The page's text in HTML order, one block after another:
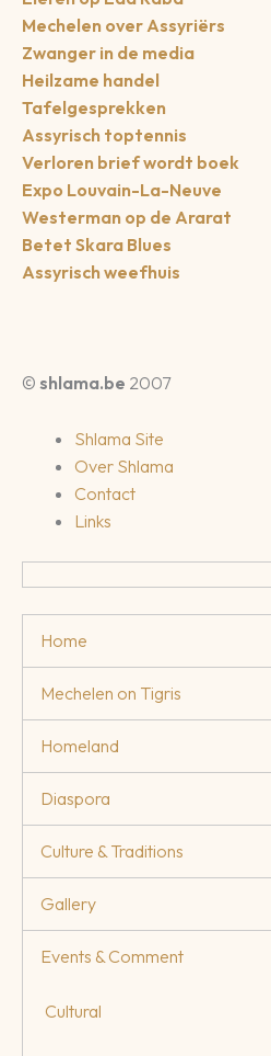
Mechelen over Assyriërs
Zwanger in de media
Heilzame handel
Tafelgesprekken
Assyrisch toptennis
Verloren brief wordt boek
Expo Louvain-La-Neuve
Westerman op de Ararat
Betet Skara Blues
Assyrisch weefhuis
© shlama.be 2007
Shlama Site
Over Shlama
Contact
Links
Home
Mechelen on Tigris
Homeland
Diaspora
Culture & Traditions
Gallery
Events & Comment
Cultural